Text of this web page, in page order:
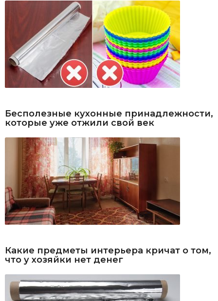
Бесполезные кухонные принадлежности,
которые уже отжили свой век
Какие предметы интерьера кричат о том,
что у хозяйки нет денег